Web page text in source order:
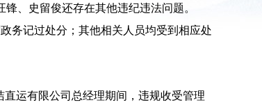
、史留俊还存在其他违纪违法问题。
务记过处分；其他相关人员均受到相应处
运有限公司总经理期间，违规收受管理